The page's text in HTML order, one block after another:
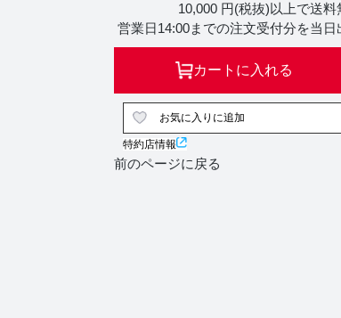
10,000 円(税抜)以上で送料
営業日14:00までの注文受付分を当日
カートに入れる
お気に入りに追加
特約店情報
前のページに戻る